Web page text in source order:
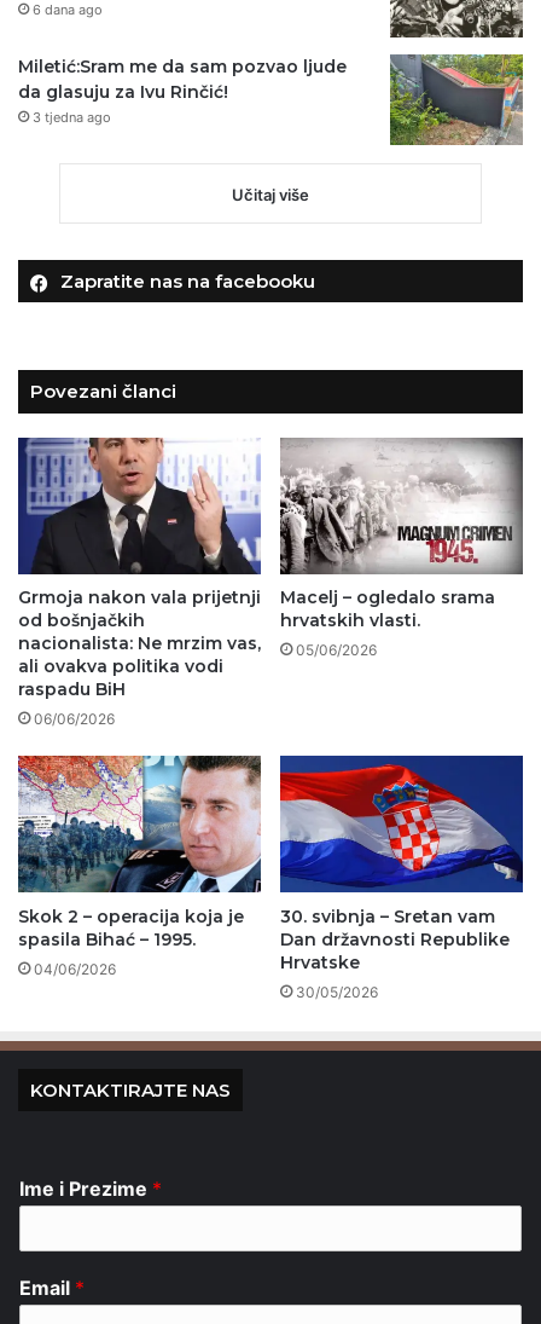
6 dana ago
Miletić:Sram me da sam pozvao ljude
da glasuju za Ivu Rinčić!
3 tjedna ago
Učitaj više
Zapratite nas na facebooku
Povezani članci
Grmoja nakon vala prijetnji
od bošnjačkih
nacionalista: Ne mrzim vas,
ali ovakva politika vodi
raspadu BiH
06/06/2026
Macelj – ogledalo srama
hrvatskih vlasti.
05/06/2026
Skok 2 – operacija koja je
spasila Bihać – 1995.
04/06/2026
30. svibnja – Sretan vam
Dan državnosti Republike
Hrvatske
30/05/2026
KONTAKTIRAJTE NAS
Ime i Prezime *
Email *